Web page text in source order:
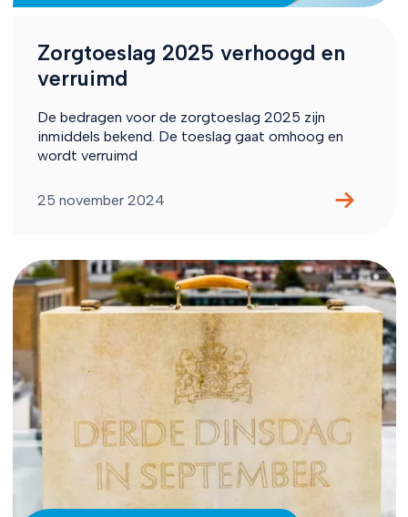
Zorgtoeslag 2025 verhoogd en
verruimd
De bedragen voor de zorgtoeslag 2025 zijn
inmiddels bekend. De toeslag gaat omhoog en
wordt verruimd
25 november 2024